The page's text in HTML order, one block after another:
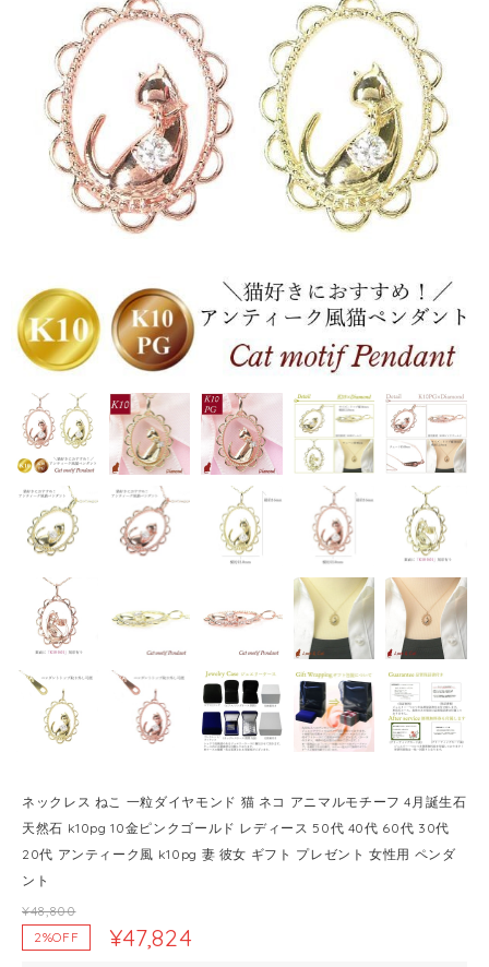
ネックレス ねこ 一粒ダイヤモンド 猫 ネコ アニマルモチーフ 4月誕生石
天然石 k10pg 10金ピンクゴールド レディース 50代 40代 60代 30代
20代 アンティーク風 k10pg 妻 彼女 ギフト プレゼント 女性用 ペンダ
ント
¥48,800
2%OFF
¥47,824